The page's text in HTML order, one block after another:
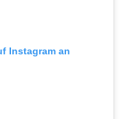
Instagram an